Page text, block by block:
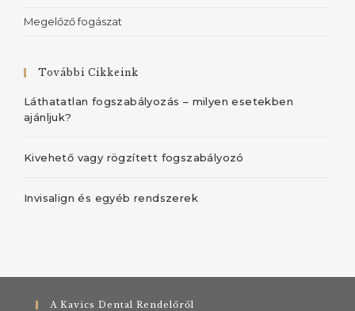
Megelőző fogászat
További Cikkeink
Láthatatlan fogszabályozás – milyen esetekben
ajánljuk?
Kivehető vagy rögzített fogszabályozó
Invisalign és egyéb rendszerek
A Kavics Dental Rendelőről